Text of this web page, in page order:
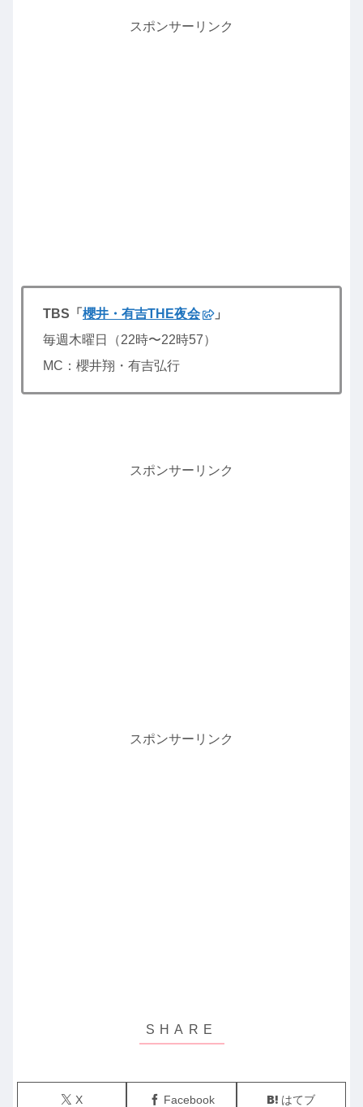
スポンサーリンク
TBS「 櫻井・有吉THE夜会
」
毎週木曜日（22時〜22時57）
MC：櫻井翔・有吉弘行
スポンサーリンク
スポンサーリンク
X Facebook はてブ